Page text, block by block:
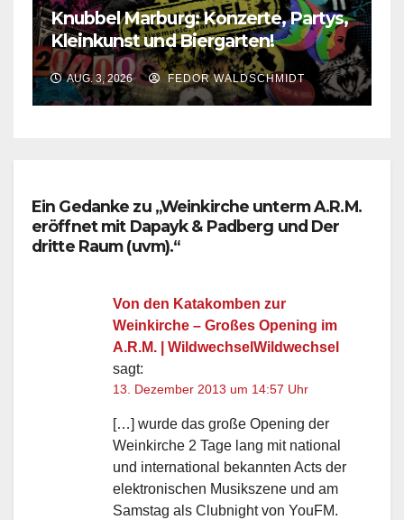
Knubbel Marburg: Konzerte, Partys,
Kleinkunst und Biergarten!
AUG. 3, 2026 FEDOR WALDSCHMIDT
Ein Gedanke zu „Weinkirche unterm A.R.M.
eröffnet mit Dapayk & Padberg und Der
dritte Raum (uvm).“
Von den Katakomben zur
Weinkirche – Großes Opening im
A.R.M. | WildwechselWildwechsel
sagt:
13. Dezember 2013 um 14:57 Uhr
[…] wurde das große Opening der
Weinkirche 2 Tage lang mit national
und international bekannten Acts der
elektronischen Musikszene und am
Samstag als Clubnight von YouFM.